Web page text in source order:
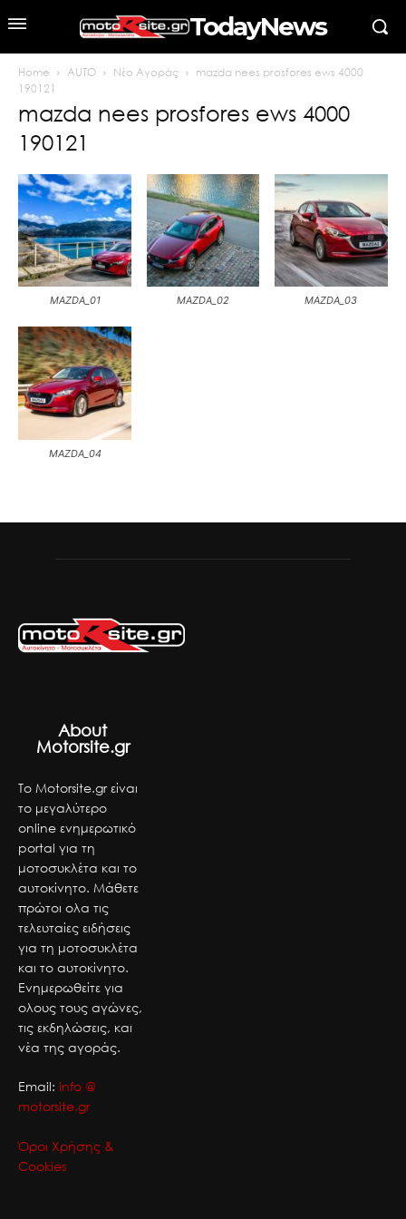
TodayNews
Home AUTO Νέο Αγοράς
mazda nees prosfores ews 4000
190121
mazda nees prosfores ews 4000
190121
MAZDA_01 MAZDA_02 MAZDA_03
MAZDA_04
About
Motorsite.gr
Το Motorsite.gr είναι
το μεγαλύτερο
online ενημερωτικό
portal για τη
μοτοσυκλέτα και το
αυτοκίνητο. Μάθετε
πρώτοι ολα τις
τελευταίες ειδήσεις
για τη μοτοσυκλέτα
και το αυτοκίνητο.
Ενημερωθείτε για
ολους τους αγώνες,
τις εκδηλώσεις, και
νέα της αγοράς.
Email: info @
motorsite.gr
Όροι Χρήσης &
Cookies